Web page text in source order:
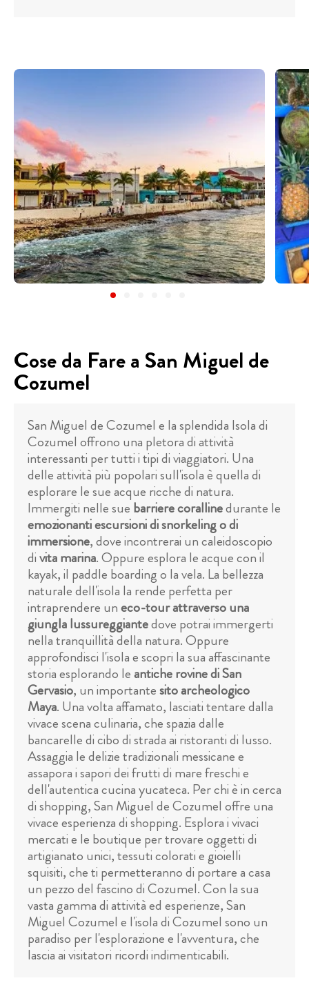
Cose da Fare a San Miguel de
Cozumel
San Miguel de Cozumel e la splendida Isola di
Cozumel offrono una pletora di attività
interessanti per tutti i tipi di viaggiatori. Una
delle attività più popolari sull'isola è quella di
esplorare le sue acque ricche di natura.
Immergiti nelle sue barriere corallinedurante le
emozionanti escursioni di snorkeling o di
immersione, dove incontrerai un caleidoscopio
divita marina. Oppure esplora le acque con il
kayak, il paddle boarding o la vela. La bellezza
naturale dell'isola la rende perfetta per
intraprendere uneco-tour attraverso una
giungla lussureggiantedove potrai immergerti
nella tranquillità della natura. Oppure
approfondisci l'isola e scopri la sua affascinante
storia esplorando leantiche rovine di San
Gervasio, un importantesito archeologico
Maya. Una volta affamato, lasciati tentare dalla
vivace scena culinaria, che spazia dalle
bancarelle di cibo di strada ai ristoranti di lusso.
Assaggia le delizie tradizionali messicane e
assapora i sapori dei frutti di mare freschi e
dell'autentica cucina yucateca. Per chi è in cerca
di shopping, San Miguel de Cozumel offre una
vivace esperienza di shopping. Esplora i vivaci
mercati e le boutique per trovare oggetti di
artigianato unici, tessuti colorati e gioielli
squisiti, che ti permetteranno di portare a casa
un pezzo del fascino di Cozumel. Con la sua
vasta gamma di attività ed esperienze, San
Miguel Cozumel e l'isola di Cozumel sono un
paradiso per l'esplorazione e l'avventura, che
lascia ai visitatori ricordi indimenticabili.